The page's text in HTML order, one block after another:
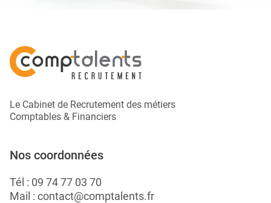
Le Cabinet de Recrutement des métiers
Comptables & Financiers
Nos coordonnées
Tél : 09 74 77 03 70
Mail : contact@comptalents.fr